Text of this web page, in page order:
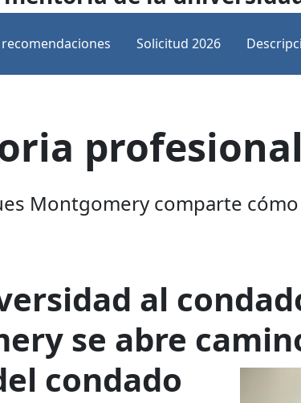
Solicitud 2026
Montgomery comparte
al
se abre
condado